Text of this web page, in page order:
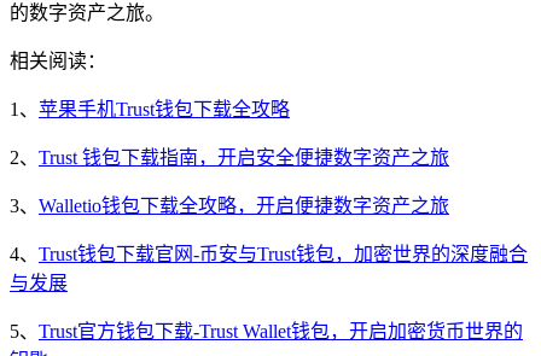
的数字资产之旅。
相关阅读：
1、 苹果手机Trust钱包下载全攻略
2、 Trust 钱包下载指南，开启安全便捷数字资产之旅
3、 Walletio钱包下载全攻略，开启便捷数字资产之旅
4、 Trust钱包下载官网-币安与Trust钱包，加密世界的深度融合
与发展
5、 Trust官方钱包下载-Trust Wallet钱包，开启加密货币世界的